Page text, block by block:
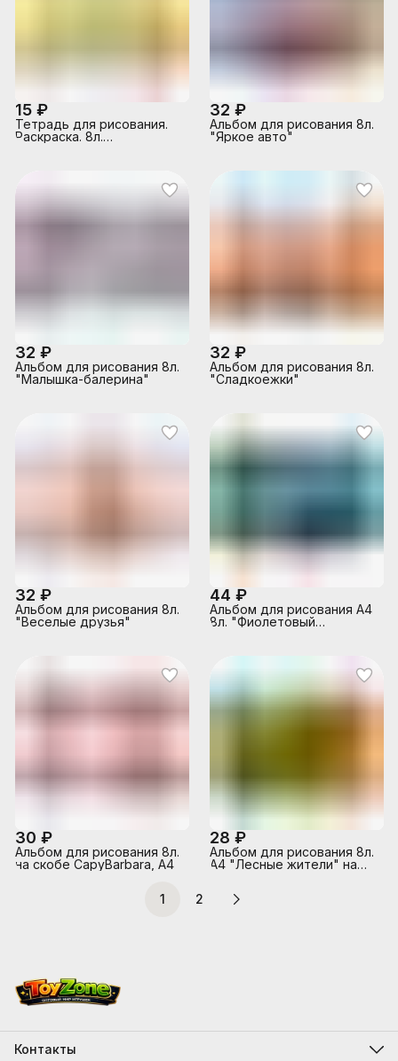
15 ₽
Тетрадь для рисования.
Раскраска. 8л.
32 ₽
Альбом для рисования 8л.
"Яркое авто"
32 ₽
Альбом для рисования 8л.
"Малышка-балерина"
32 ₽
Альбом для рисования 8л.
"Сладкоежки"
32 ₽
Альбом для рисования 8л.
"Веселые друзья"
44 ₽
Альбом для рисования А4
8л. "Фиолетовый
30 ₽
Альбом для рисования 8л.
на скобе CapyBarbara, А4
28 ₽
Альбом для рисования 8л.
А4 "Лесные жители" на
1
2
Контакты